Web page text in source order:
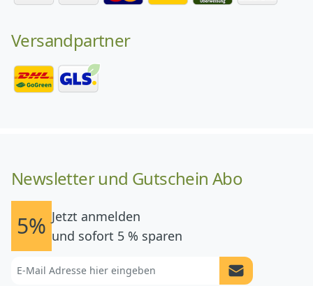
Versandpartner
Newsletter und Gutschein Abo
5% Jetzt anmelden
und sofort 5 % sparen
Newsletter